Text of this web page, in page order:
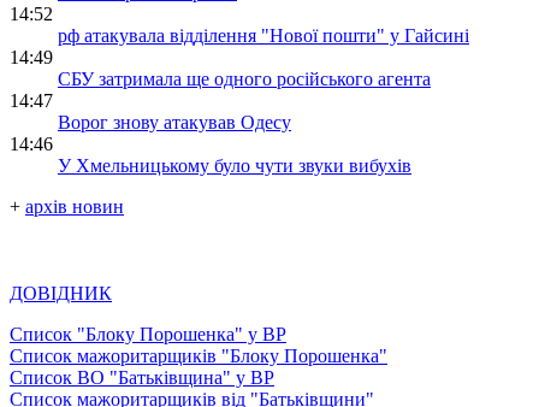
14:52
рф атакувала відділення "Нової пошти" у Гайсині
14:49
СБУ затримала ще одного російського агента
14:47
Ворог знову атакував Одесу
14:46
У Хмельницькому було чути звуки вибухів
+ архів новин
ДОВІДНИК
Список "Блоку Порошенка" у ВР
Список мажоритарщиків "Блоку Порошенка"
Список ВО "Батьківщина" у ВР
Список мажоритарщиків від "Батьківщини"